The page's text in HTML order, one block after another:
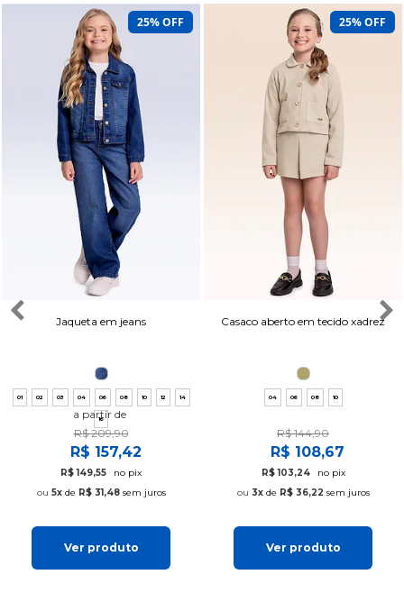
25% OFF
Jaqueta em jeans
01 02 03 04 06 08 10 12 14
16
a partir de
R$ 209,90
R$ 157,42
R$ 149,55
no pix
5xde R$ 31,48sem juros
Ver produto
25% OFF
Casaco aberto em tecido xadrez
04 06 08 10
R$ 144,90
R$ 108,67
R$ 103,24
no pix
3xde R$ 36,22 sem juros
Ver produto